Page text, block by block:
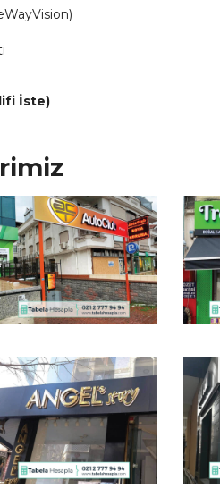
İste)